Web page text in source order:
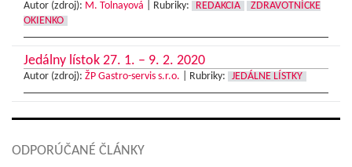
Autor (zdroj): M. Tolnayová Rubriky: REDAKCIA
ZDRAVOTNÍCKE
OKIENKO
Jedálny lístok 27. 1. – 9. 2. 2020
Autor (zdroj): ŽP Gastro-servis s.r.o. Rubriky: JEDÁLNE LÍSTKY
ODPORÚČANÉ ČLÁNKY